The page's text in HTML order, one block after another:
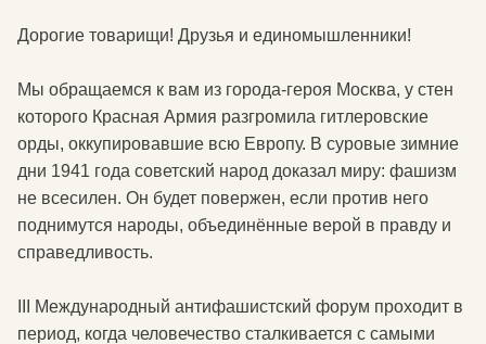
Дорогие товарищи! Друзья и единомышленники!
Мы обращаемся к вам из города-героя Москва, у стен
которого Красная Армия разгромила гитлеровские
орды, оккупировавшие всю Европу. В суровые зимние
дни 1941 года советский народ доказал миру: фашизм
не всесилен. Он будет повержен, если против него
поднимутся народы, объединённые верой в правду и
справедливость.
III Международный антифашистский форум проходит в
период, когда человечество сталкивается с самыми